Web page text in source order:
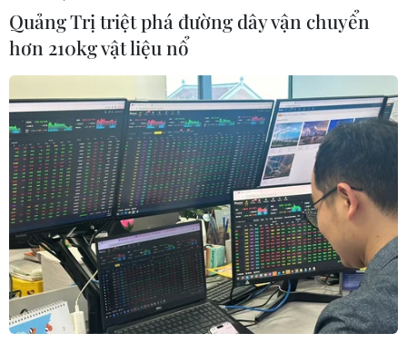
TIN CÙNG CHUYÊN MỤC
Khởi tố 19 đối tượng cướp
giật tài sản tại Công ty Tân Huê Viên
08/08/2026 08:52
Quảng Trị triệt phá đường dây vận chuyển
hơn 210kg vật liệu nổ